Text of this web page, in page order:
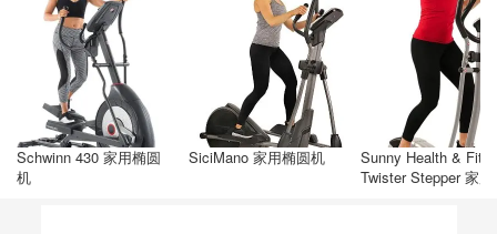
Schwinn 430 家用椭圆
机
SiciMano 家用椭圆机
Sunny Health &
Twister Stepper 家